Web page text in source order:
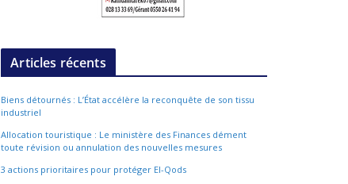
Articles récents
Biens détournés : L’État accélère la reconquête de son tissu
industriel
Allocation touristique : Le ministère des Finances dément
toute révision ou annulation des nouvelles mesures
3 actions prioritaires pour protéger El-Qods